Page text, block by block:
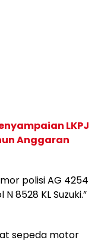
LKPJ
Anggaran
polisi AG 4254
8528 KL Suzuki.”
sepeda motor